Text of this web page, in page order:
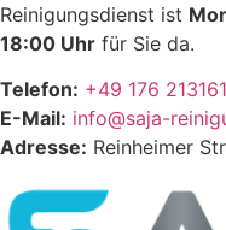
Reinigungsdienst ist
18:00 Uhr für Sie da.
Telefon: +49 176
E-Mail: info@saja-
Adresse: Reinheimer